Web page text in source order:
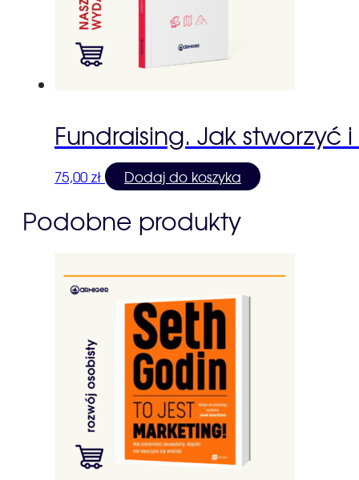
Fundraising. Jak
75,00 zł Dodaj do koszyka
Podobne produkty